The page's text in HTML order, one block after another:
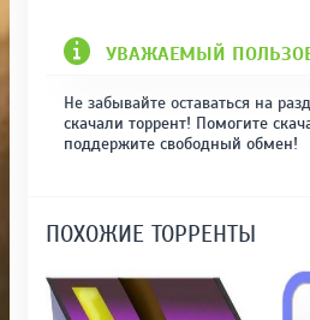
УВАЖАЕМЫЙ
Не забывайте оставаться на
скачали торрент! Помогите
поддержите свободный обмен!
ПОХОЖИЕ ТОРРЕНТЫ